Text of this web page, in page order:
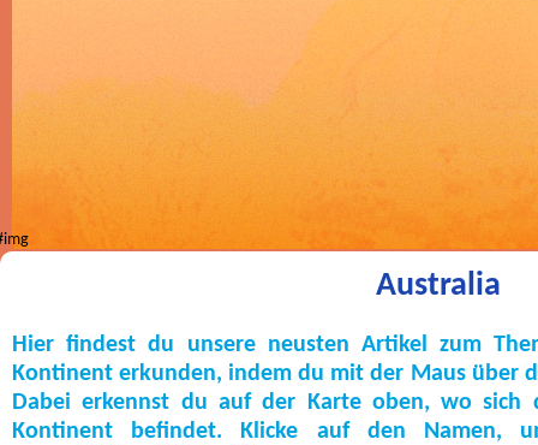
Australia
Hier findest du unsere neusten Artikel zum
Kontinent erkunden, indem du mit der Maus über
Dabei erkennst du auf der Karte oben, wo sich
Kontinent befindet. Klicke auf den Namen,